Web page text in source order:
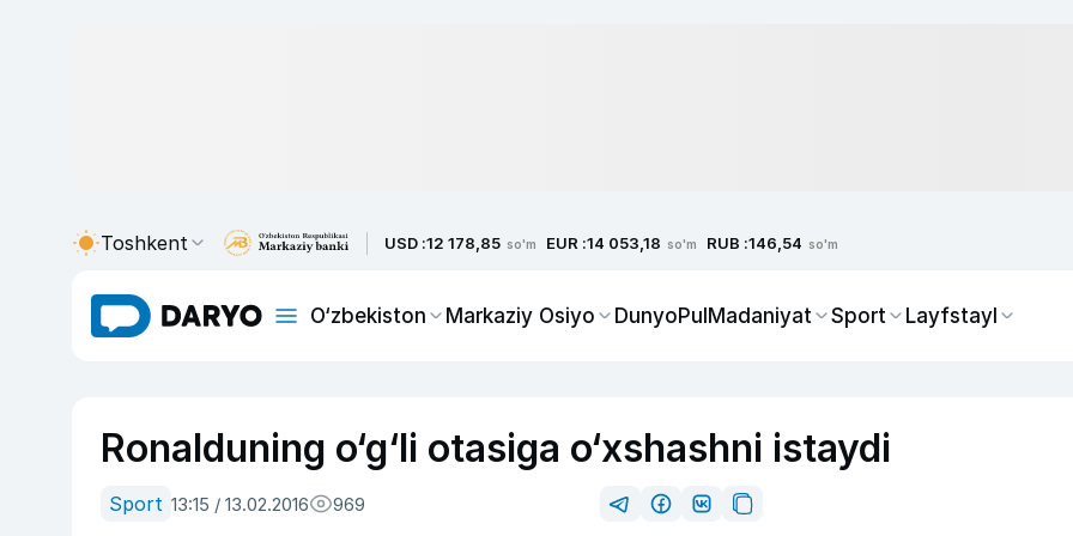
Toshkent USD :12 178,85 so'm EUR :14 053,18 so'm RUB :146,54 so'm
O‘zbekiston Markaziy Osiyo DunyoPulMadaniyat Sport Layfstayl
Ronalduning o‘g‘li otasiga o‘xshashni istaydi
Sport 13:15 / 13.02.2016 969